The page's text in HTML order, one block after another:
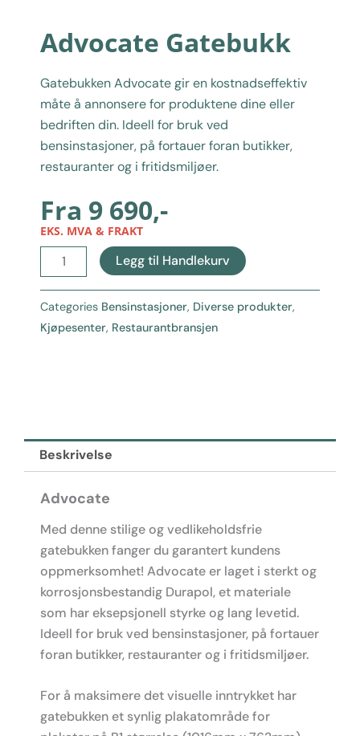
Advocate Gatebukk
Gatebukken Advocate gir en kostnadseffektiv
måte å annonsere for produktene dine eller
bedriften din. Ideell for bruk ved
bensinstasjoner, på fortauer foran butikker,
restauranter og i fritidsmiljøer.
Fra 9 690,-
EKS. MVA & FRAKT
Advocate
Gatebukk
antall
Legg til Handlekurv
Categories Bensinstasjoner, Diverse produkter,
Kjøpesenter, Restaurantbransjen
Beskrivelse
Advocate
Med denne stilige og vedlikeholdsfrie
gatebukken fanger du garantert kundens
oppmerksomhet! Advocate er laget i sterkt og
korrosjonsbestandig Durapol, et materiale
som har eksepsjonell styrke og lang levetid.
Ideell for bruk ved bensinstasjoner, på fortauer
foran butikker, restauranter og i fritidsmiljøer.
For å maksimere det visuelle inntrykket har
gatebukken et synlig plakatområde for